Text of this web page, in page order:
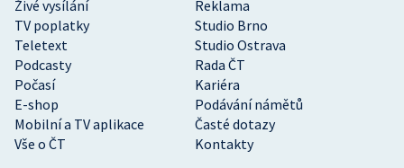
Živé vysílání
Reklama
TV poplatky
Studio Brno
Teletext
Studio Ostrava
Podcasty
Rada ČT
Počasí
Kariéra
E-shop
Podávání námětů
Mobilní a TV aplikace
Časté dotazy
Vše o ČT
Kontakty